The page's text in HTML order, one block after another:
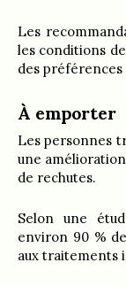
Les
les conditions
des préférences
À emporter
Les personnes
une
de rechutes.
Selon une
environ 90 %
aux traitements